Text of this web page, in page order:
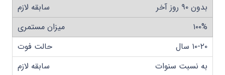
بدون ۹۰ روز آخر
۱۰۰%
۱۰-۲۰ سال
به نسبت سنوات